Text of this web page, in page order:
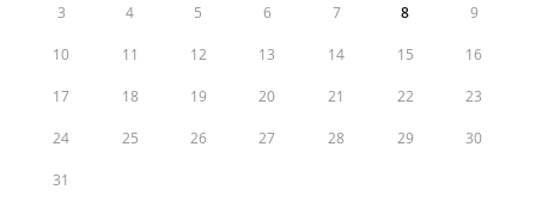
3 4 5 6 7 8 9
10 11 12 13 14 15 16
17 18 19 20 21 22 23
24 25 26 27 28 29 30
31